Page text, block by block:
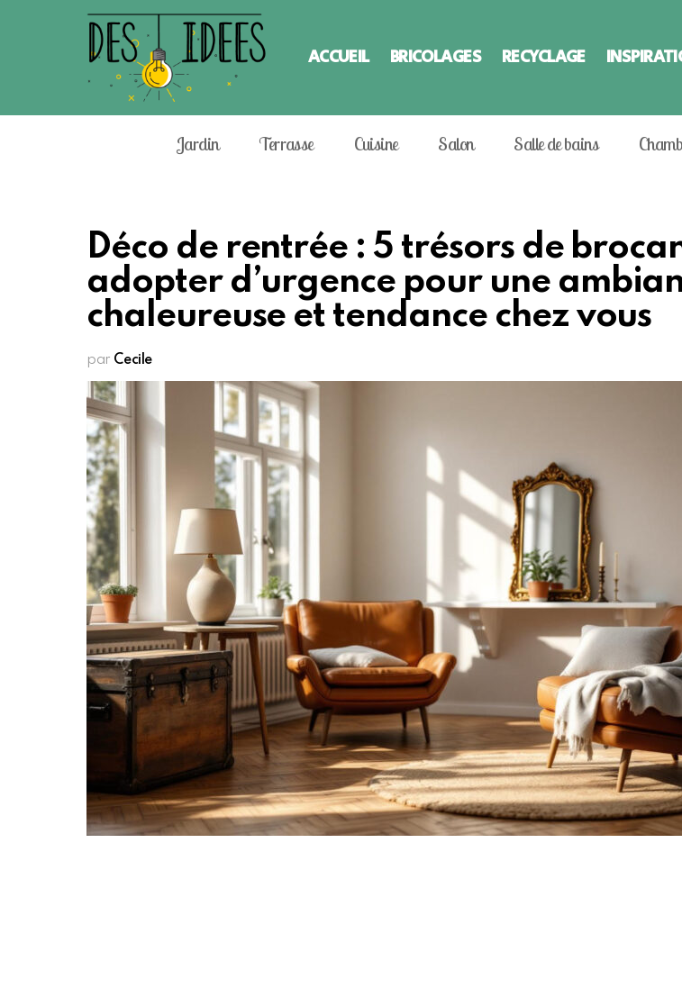
ACCUEIL BRICOLAGES RECYCLAGE
Jardin Terrasse Cuisine Salon Salle de bains
Déco de rentrée : 5 trésors de
adopter d’urgence pour une
chaleureuse et tendance chez vous
par Cecile